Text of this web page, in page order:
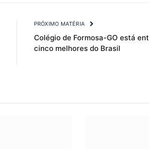
PRÓXIMO MATÉRIA
Colégio de Formosa-GO está
cinco melhores do Brasil